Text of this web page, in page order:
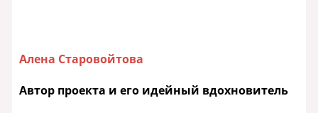
Алена Старовойтова
Автор проекта и его идейный вдохновитель